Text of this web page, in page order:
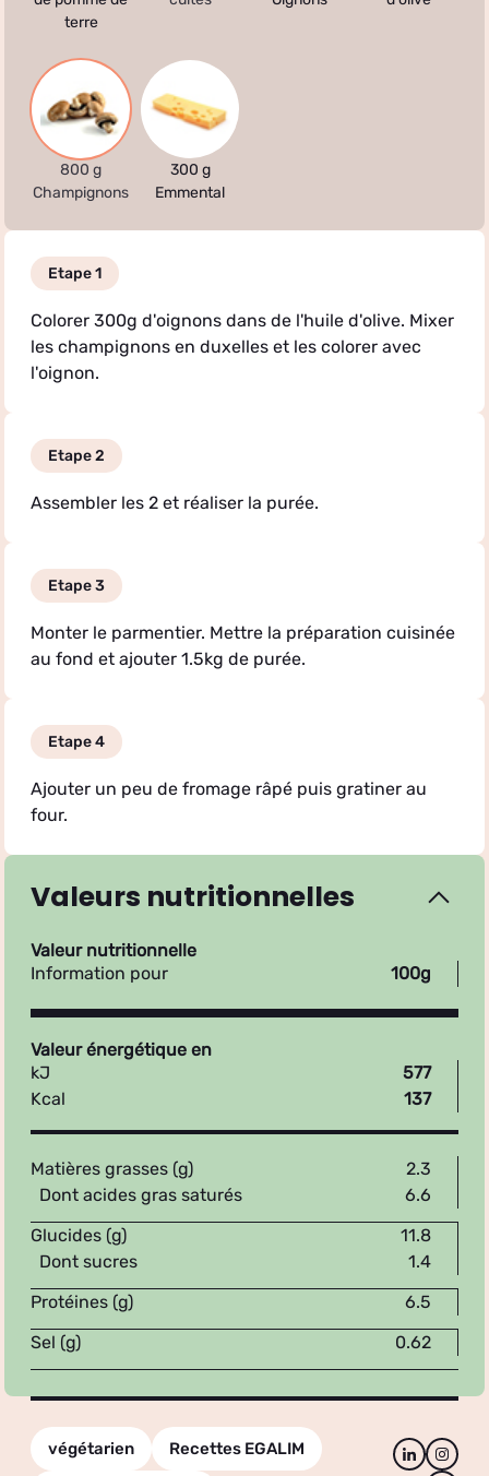
terre
800 g
Champignons
300 g
Emmental
Etape 1
Colorer 300g d'oignons dans de l'huile d'olive. Mixer
les champignons en duxelles et les colorer avec
l'oignon.
Etape 2
Assembler les 2 et réaliser la purée.
Etape 3
Monter le parmentier. Mettre la préparation cuisinée
au fond et ajouter 1.5kg de purée.
Etape 4
Ajouter un peu de fromage râpé puis gratiner au
four.
Valeurs nutritionnelles
Valeur nutritionnelle
Information pour
100g
Valeur énergétique en
kJ
577
Kcal
137
Matières grasses (g)
2.3
Dont acides gras saturés
6.6
Glucides (g)
11.8
Dont sucres
1.4
Protéines (g)
6.5
Sel (g)
0.62
végétarien Recettes EGALIM